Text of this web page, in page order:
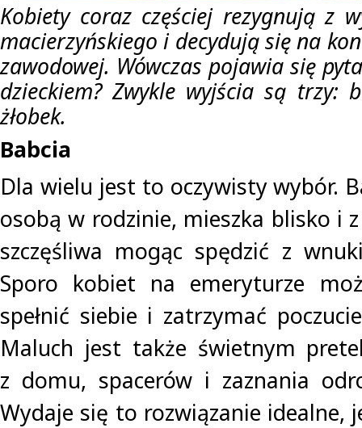
Kobiety coraz częściej rezygnują z
macierzyńskiego i decydują się na
zawodowej. Wówczas pojawia się
dzieckiem? Zwykle wyjścia są trzy:
żłobek.
Babcia
Dla wielu jest to oczywisty wybór.
osobą w rodzinie, mieszka blisko i
szczęśliwa mogąc spędzić z
Sporo kobiet na emeryturze
spełnić siebie i zatrzymać
Maluch jest także świetnym
z domu, spacerów i zaznania
Wydaje się to rozwiązanie idealne,